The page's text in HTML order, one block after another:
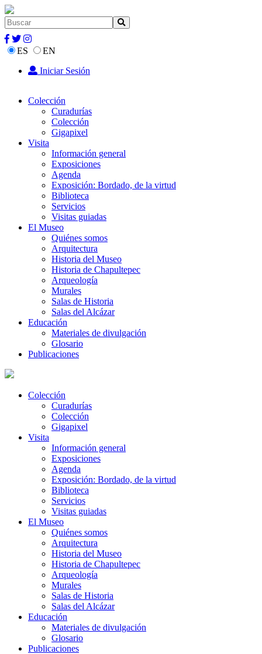
ES
EN
Iniciar Sesión
Colección
Curadurías
Colección
Gigapixel
Visita
Información general
Exposiciones
Agenda
Exposición: Bordado, de la virtud
Biblioteca
Servicios
Visitas guiadas
El Museo
Quiénes somos
Arquitectura
Historia del Museo
Historia de Chapultepec
Arqueología
Murales
Salas de Historia
Salas del Alcázar
Educación
Materiales de divulgación
Glosario
Publicaciones
Colección
Curadurías
Colección
Gigapixel
Visita
Información general
Exposiciones
Agenda
Exposición: Bordado, de la virtud
Biblioteca
Servicios
Visitas guiadas
El Museo
Quiénes somos
Arquitectura
Historia del Museo
Historia de Chapultepec
Arqueología
Murales
Salas de Historia
Salas del Alcázar
Educación
Materiales de divulgación
Glosario
Publicaciones